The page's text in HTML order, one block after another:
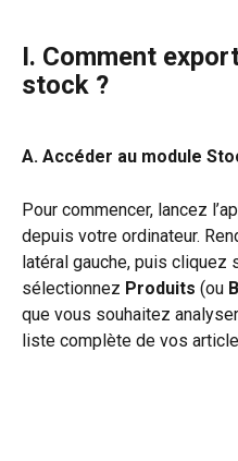
I. Comment
stock ?
A. Accéder au module
Pour commencer, lancez
depuis votre ordinateur.
latéral gauche, puis cliquez
sélectionnez Produits (ou
que vous souhaitez
liste complète de vos